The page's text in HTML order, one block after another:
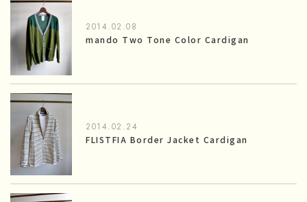
2014.02.08
mando Two Tone Color Cardigan
2014.02.24
FLISTFIA Border Jacket Cardigan